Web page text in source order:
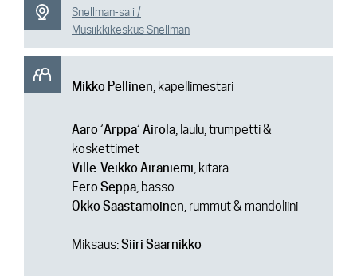
Snellman-sali /
Musiikkikeskus Snellman
Mikko Pellinen, kapellimestari
Aaro ’Arppa’ Airola, laulu, trumpetti &
koskettimet
Ville-Veikko Airaniemi, kitara
Eero Seppä, basso
Okko Saastamoinen, rummut & mandoliini
Miksaus:Siiri Saarnikko